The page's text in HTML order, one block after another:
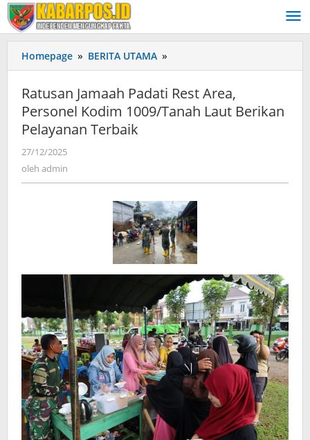
Lewati
ke
konten
Homepage » BERITA UTAMA »
Jamaah
Rest
Area,
Berikan
Pelayanan
Terbaik
Ratusan Jamaah Padati Rest Area,
Personel Kodim 1009/Tanah Laut Berikan
Pelayanan Terbaik
27/12/2025
oleh admin